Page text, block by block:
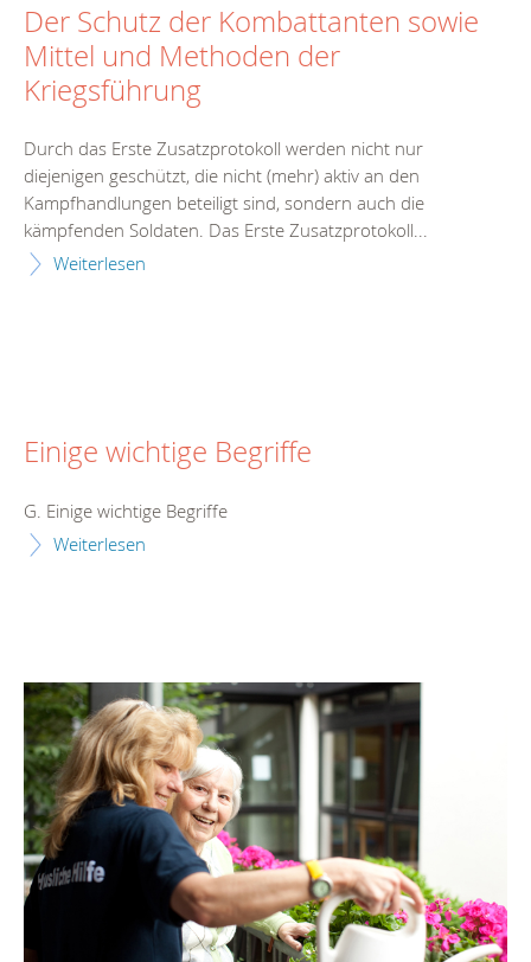
Der Schutz der Kombattanten sowie
Mittel und Methoden der
Kriegsführung
Durch das Erste Zusatzprotokoll werden nicht nur
diejenigen geschützt, die nicht (mehr) aktiv an den
Kampfhandlungen beteiligt sind, sondern auch die
kämpfenden Soldaten. Das Erste Zusatzprotokoll...
Weiterlesen
Einige wichtige Begriffe
G. Einige wichtige Begriffe
Weiterlesen